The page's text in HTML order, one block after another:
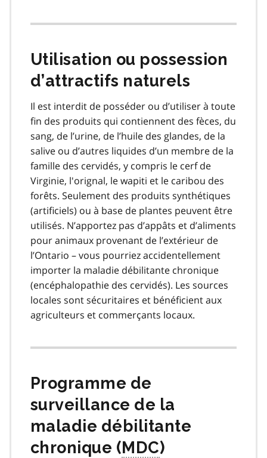
Utilisation ou possession
d’attractifs naturels
Il est interdit de posséder ou d’utiliser à toute
fin des produits qui contiennent des fèces, du
sang, de l’urine, de l’huile des glandes, de la
salive ou d’autres liquides d’un membre de la
famille des cervidés, y compris le cerf de
Virginie, l'orignal, le wapiti et le caribou des
forêts. Seulement des produits synthétiques
(artificiels) ou à base de plantes peuvent être
utilisés. N’apportez pas d’appâts et d’aliments
pour animaux provenant de l’extérieur de
l’Ontario – vous pourriez accidentellement
importer la maladie débilitante chronique
(encéphalopathie des cervidés). Les sources
locales sont sécuritaires et bénéficient aux
agriculteurs et commerçants locaux.
Programme de
surveillance de la
maladie débilitante
chronique (MDC)